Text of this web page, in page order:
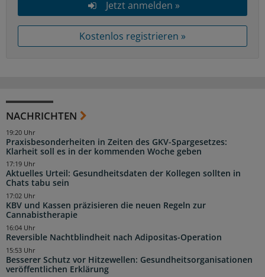
Jetzt anmelden »
Kostenlos registrieren »
NACHRICHTEN
Praxisbesonderheiten in Zeiten des GKV-Spargesetzes:
Klarheit soll es in der kommenden Woche geben
19:20 Uhr
Aktuelles Urteil: Gesundheitsdaten der Kollegen sollten in
Chats tabu sein
17:19 Uhr
KBV und Kassen präzisieren die neuen Regeln zur
Cannabistherapie
17:02 Uhr
Reversible Nachtblindheit nach Adipositas-Operation
16:04 Uhr
Besserer Schutz vor Hitzewellen: Gesundheitsorganisationen
veröffentlichen Erklärung
15:53 Uhr